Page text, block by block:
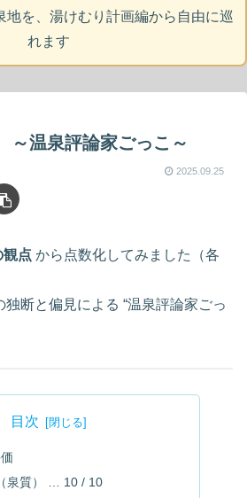
地を、湯けむり計画編から自由に巡
れます
温泉評論家ごっこ～
2025.09.25
観点 から点数化してみました（各
断と偏見による “温泉評論家ごっ
目次
泉質） … 10 / 10